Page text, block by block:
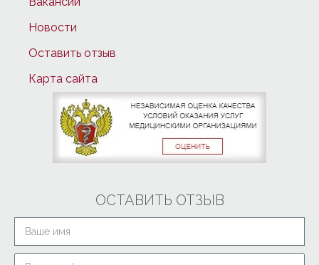
Новости
Оставить отзыв
Карта сайта
ОСТАВИТЬ ОТЗЫВ